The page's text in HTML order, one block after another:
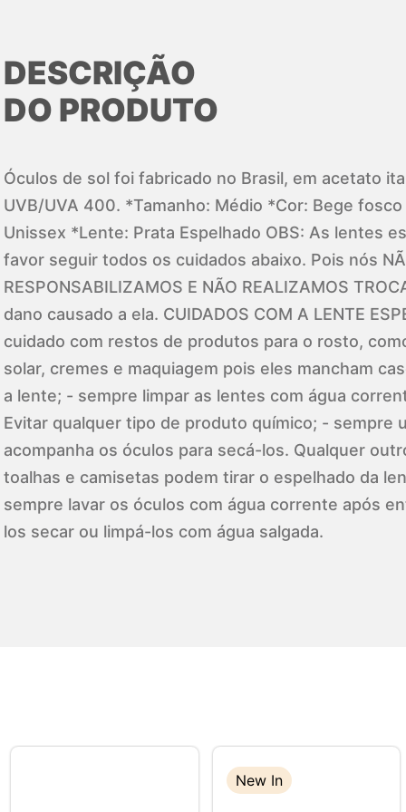
DESCRIÇÃO
DO PRODUTO
Óculos de sol foi fabricado no Brasil, em acetato
UVB/UVA 400. *Tamanho: Médio *Cor: Bege
Unissex *Lente: Prata Espelhado OBS: As lentes
favor seguir todos os cuidados abaixo. Pois nós
RESPONSABILIZAMOS E NÃO REALIZAMOS
dano causado a ela. CUIDADOS COM A LENTE
cuidado com restos de produtos para o rosto,
solar, cremes e maquiagem pois eles mancham
a lente; - sempre limpar as lentes com água
Evitar qualquer tipo de produto químico; - sempre
acompanha os óculos para secá-los. Qualquer
toalhas e camisetas podem tirar o espelhado da
sempre lavar os óculos com água corrente após
los secar ou limpá-los com água salgada.
New In